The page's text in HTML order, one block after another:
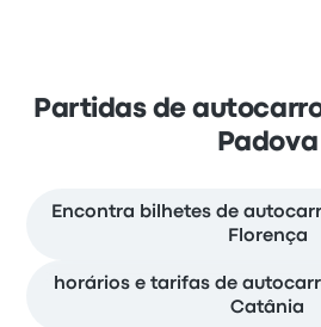
Partidas de
Padova
Encontra bilhetes de
Florença
horários e tarifas de
Catânia